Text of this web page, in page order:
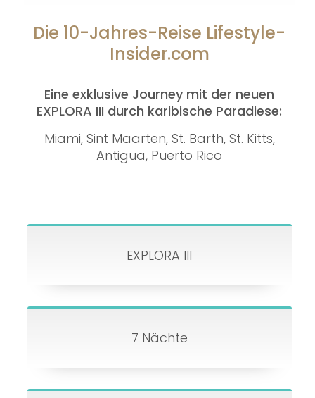
Die 10-Jahres-Reise Lifestyle-
Insider.com
Eine exklusive Journey mit der neuen
EXPLORA III durch karibische Paradiese:
Miami, Sint Maarten, St. Barth, St. Kitts,
Antigua, Puerto Rico
EXPLORA III
7 Nächte